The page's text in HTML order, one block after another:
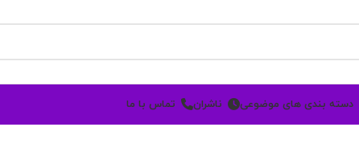
دسته بندی های موضوعی ناشران تماس با ما